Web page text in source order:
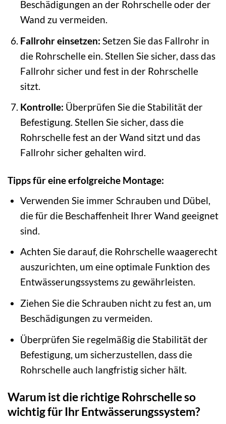
Beschädigungen an der Rohrschelle oder der
Wand zu vermeiden.
Fallrohr einsetzen: Setzen Sie das Fallrohr in
die Rohrschelle ein. Stellen Sie sicher, dass das
Fallrohr sicher und fest in der Rohrschelle
sitzt.
Kontrolle: Überprüfen Sie die Stabilität der
Befestigung. Stellen Sie sicher, dass die
Rohrschelle fest an der Wand sitzt und das
Fallrohr sicher gehalten wird.
Tipps für eine erfolgreiche Montage:
Verwenden Sie immer Schrauben und Dübel,
die für die Beschaffenheit Ihrer Wand geeignet
sind.
Achten Sie darauf, die Rohrschelle waagerecht
auszurichten, um eine optimale Funktion des
Entwässerungssystems zu gewährleisten.
Ziehen Sie die Schrauben nicht zu fest an, um
Beschädigungen zu vermeiden.
Überprüfen Sie regelmäßig die Stabilität der
Befestigung, um sicherzustellen, dass die
Rohrschelle auch langfristig sicher hält.
Warum ist die richtige Rohrschelle so
wichtig für Ihr Entwässerungssystem?